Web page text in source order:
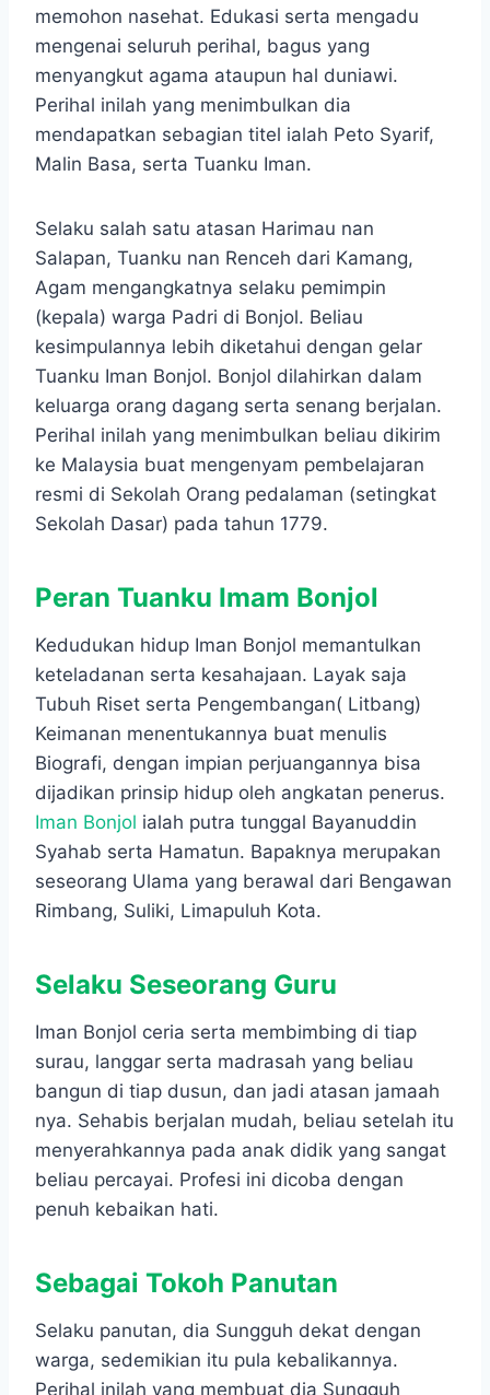
memohon nasehat. Edukasi serta mengadu
mengenai seluruh perihal, bagus yang
menyangkut agama ataupun hal duniawi.
Perihal inilah yang menimbulkan dia
mendapatkan sebagian titel ialah Peto Syarif,
Malin Basa, serta Tuanku Iman.
Selaku salah satu atasan Harimau nan
Salapan, Tuanku nan Renceh dari Kamang,
Agam mengangkatnya selaku pemimpin
(kepala) warga Padri di Bonjol. Beliau
kesimpulannya lebih diketahui dengan gelar
Tuanku Iman Bonjol. Bonjol dilahirkan dalam
keluarga orang dagang serta senang berjalan.
Perihal inilah yang menimbulkan beliau dikirim
ke Malaysia buat mengenyam pembelajaran
resmi di Sekolah Orang pedalaman (setingkat
Sekolah Dasar) pada tahun 1779.
Peran Tuanku Imam Bonjol
Kedudukan hidup Iman Bonjol memantulkan
keteladanan serta kesahajaan. Layak saja
Tubuh Riset serta Pengembangan( Litbang)
Keimanan menentukannya buat menulis
Biografi, dengan impian perjuangannya bisa
dijadikan prinsip hidup oleh angkatan penerus.
Iman Bonjol ialah putra tunggal Bayanuddin
Syahab serta Hamatun. Bapaknya merupakan
seseorang Ulama yang berawal dari Bengawan
Rimbang, Suliki, Limapuluh Kota.
Selaku Seseorang Guru
Iman Bonjol ceria serta membimbing di tiap
surau, langgar serta madrasah yang beliau
bangun di tiap dusun, dan jadi atasan jamaah
nya. Sehabis berjalan mudah, beliau setelah itu
menyerahkannya pada anak didik yang sangat
beliau percayai. Profesi ini dicoba dengan
penuh kebaikan hati.
Sebagai Tokoh Panutan
Selaku panutan, dia Sungguh dekat dengan
warga, sedemikian itu pula kebalikannya.
Perihal inilah yang membuat dia Sungguh